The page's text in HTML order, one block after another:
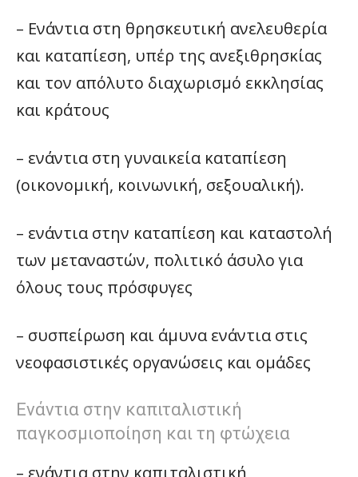
– Ενάντια στη θρησκευτική ανελευθερία
και καταπίεση, υπέρ της ανεξιθρησκίας
και τον απόλυτο διαχωρισμό εκκλησίας
και κράτους
– ενάντια στη γυναικεία καταπίεση
(οικονομική, κοινωνική, σεξουαλική).
– ενάντια στην καταπίεση και καταστολή
των μεταναστών, πολιτικό άσυλο για
όλους τους πρόσφυγες
– συσπείρωση και άμυνα ενάντια στις
νεοφασιστικές οργανώσεις και ομάδες
Ενάντια στην καπιταλιστική
παγκοσμιοποίηση και τη φτώχεια
– ενάντια στην καπιταλιστική